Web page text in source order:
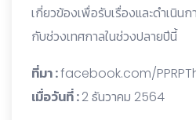
เกี่ยวข้องเพื่อรับเรื่องและดำเนิน
กับช่วงเทศกาลในช่วงปลายปีนี้
ที่มา :facebook.com/
เมื่อวันที่ :2 ธันวาคม 2564